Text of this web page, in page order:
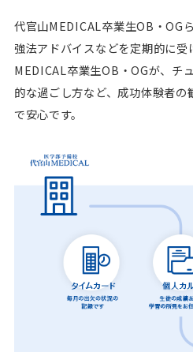
代官山MEDICAL卒業生OB・OG
強法アドバイスなどを定期的に
MEDICAL卒業生OB・OGが、チ
的な過ごし方など、成功体験者
で安心です。